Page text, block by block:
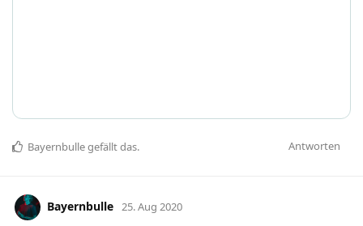
Antworten
Bayernbullegefällt das.
Bayernbulle 25. Aug 2020